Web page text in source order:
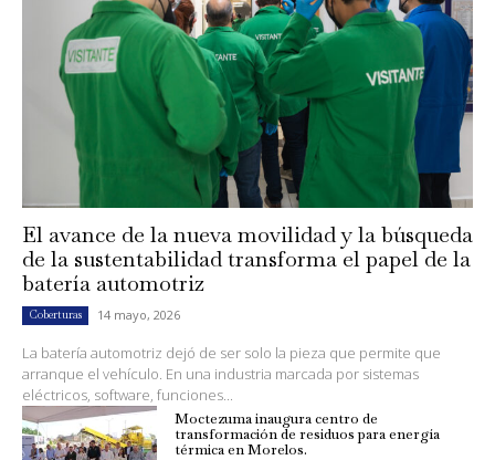
El avance de la nueva movilidad y la búsqueda
de la sustentabilidad transforma el papel de la
batería automotriz
Coberturas 14 mayo, 2026
La batería automotriz dejó de ser solo la pieza que permite que
arranque el vehículo. En una industria marcada por sistemas
eléctricos, software, funciones...
Moctezuma inaugura centro de
transformación de residuos para energía
térmica en Morelos.